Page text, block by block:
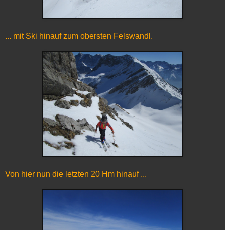
... mit Ski hinauf zum obersten Felswandl.
Von hier nun die letzten 20 Hm hinauf ...